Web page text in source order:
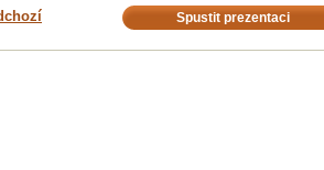
Spustit prezentaci